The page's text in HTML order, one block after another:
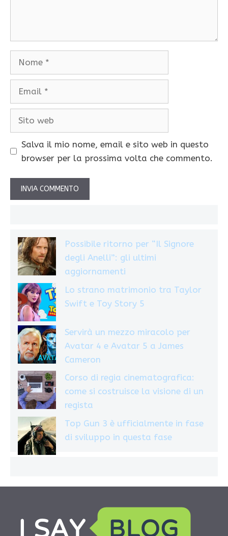
Salva il mio nome, email e sito web in questo
browser per la prossima volta che commento.
Possibile ritorno per “Il Signore
degli Anelli”: gli ultimi
aggiornamenti
Lo strano matrimonio tra Taylor
Swift e Toy Story 5
Servirà un mezzo miracolo per
Avatar 4 e Avatar 5 a James
Cameron
Corso di regia cinematografica:
come si costruisce la visione di un
regista
Top Gun 3 è ufficialmente in fase
di sviluppo in questa fase